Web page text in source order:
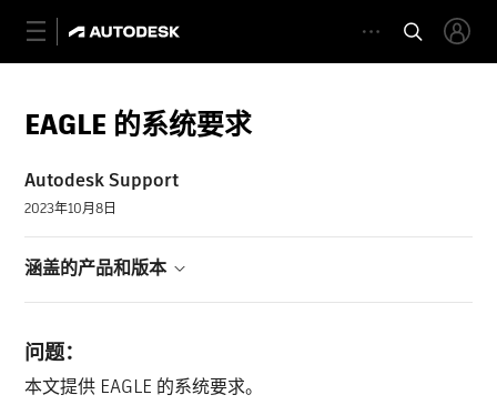
EAGLE 的系统要求
Autodesk Support
2023年10月8日
涵盖的产品和版本
问题：
本文提供 EAGLE 的系统要求。